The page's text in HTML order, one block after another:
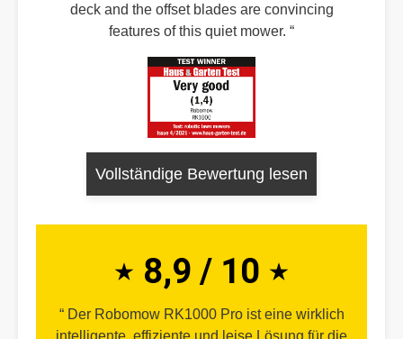
deck and the offset blades are convincing
features of this quiet mower.
Vollständige Bewertung lesen
8,9 / 10
Der Robomow RK1000 Pro ist eine wirklich
intelligente, effiziente und leise Lösung für die